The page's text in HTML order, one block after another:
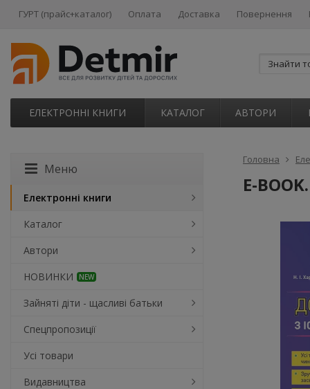
ГУРТ (прайс+каталог) Оплата Доставка Повернення
ЕЛЕКТРОННІ КНИГИ КАТАЛОГ АВТОРИ
Головна
E-
Меню
Електронні книги
Каталог
Автори
НОВИНКИ
NEW
Зайняті діти - щасливі батьки
Спецпропозиції
Усі товари
Видавництва